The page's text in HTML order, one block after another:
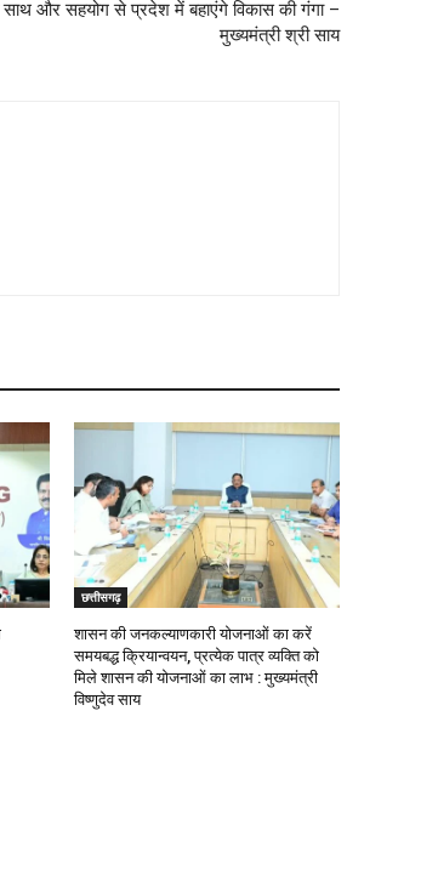
और सहयोग से प्रदेश में बहाएंगे विकास की गंगा –
मुख्यमंत्री श्री साय
छत्तीसगढ़
शासन की जनकल्याणकारी योजनाओं का करें
समयबद्ध क्रियान्वयन, प्रत्येक पात्र व्यक्ति को
मिले शासन की योजनाओं का लाभ : मुख्यमंत्री
विष्णुदेव साय